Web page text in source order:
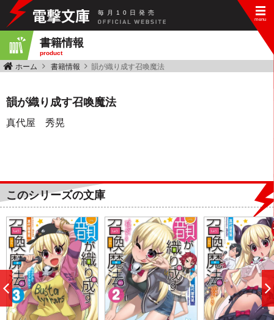
毎 月 10 日 発 売
書籍情報
product
ホーム 書籍情報 韻が織り成す召喚魔法
韻が織り成す召喚魔法
真代屋 秀晃
このシリーズの文庫
前
へ